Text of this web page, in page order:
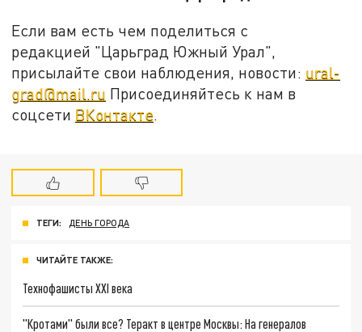
Если вам есть чем поделиться с
редакцией "Царьград Южный Урал",
присылайте свои наблюдения, новости: ural-
grad@mail.ru Присоединяйтесь к нам в
соцсети ВКонтакте.
ТЕГИ: ДЕНЬ ГОРОДА
ЧИТАЙТЕ ТАКЖЕ:
Технофашисты XXI века
"Кротами" были все? Теракт в центре Москвы: На генералов